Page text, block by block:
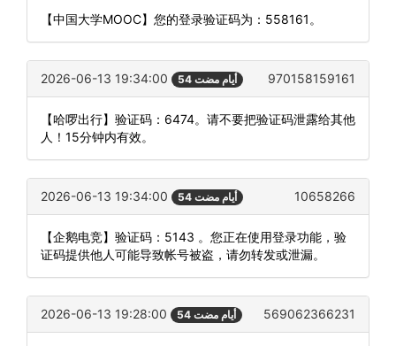
【中国大学MOOC】您的登录验证码为：558161。
2026-06-13 19:34:00 54 أيام مضت 970158159161
【哈啰出行】验证码：6474。请不要把验证码泄露给其他
人！15分钟内有效。
2026-06-13 19:34:00 54 أيام مضت 10658266
【企鹅电竞】验证码：5143 。您正在使用登录功能，验
证码提供他人可能导致帐号被盗，请勿转发或泄漏。
2026-06-13 19:28:00 54 أيام مضت 569062366231